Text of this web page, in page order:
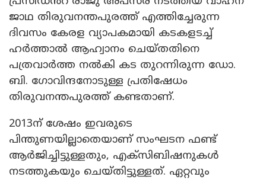
ജാഥ തിരുവനന്തപുരത്ത് എത്തിച്ചേരുന്ന
ദിവസം കേരള വ്യാപകമായി കടകളടച്ച്
ഹർത്താൽ ആഹ്വാനം ചെയ്തതിനെ
പത്രവാർത്ത നൽകി കട തുറന്നിരുന്ന ഡോ.
ബി. ഗോവിന്ദനോടുള്ള പ്രതിഷേധം
തിരുവനന്തപുരത്ത് കണ്ടതാണ്.
2013ന് ശേഷം ഇവരുടെ
പിന്തുണയില്ലാതെയാണ് സംഘടന ഫണ്ട്
ആർജിച്ചിട്ടുള്ളതും, എക്സിബിഷനുകൾ
നടത്തുകയും ചെയ്തിട്ടുള്ളത്. ഏറ്റവും